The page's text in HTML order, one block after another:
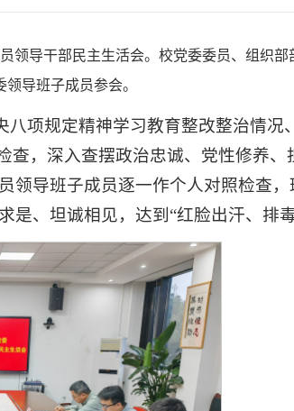
领导干部民主生活会。校党委委员、组织
导班子成员参会。
项规定精神学习教育整改整治情况、
查，深入查摆政治忠诚、党性修养
领导班子成员逐一作个人对照检查
、坦诚相见，达到“红脸出汗、排毒